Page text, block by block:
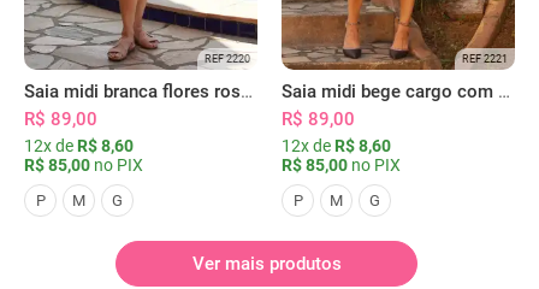
REF 2220
Saia midi branca flores rosas com bolsos
R$ 89,00
12x de R$ 8,60
R$ 85,00 no PIX
P M G
REF 2221
Saia midi bege cargo com bolsos
R$ 89,00
12x de R$ 8,60
R$ 85,00 no PIX
P M G
Ver mais produtos